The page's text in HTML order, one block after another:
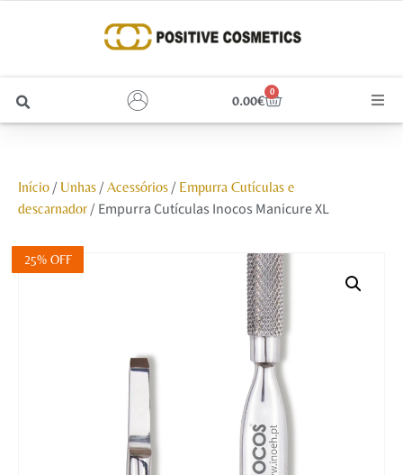
0.00€
0
Unhas
Início/ Unhas/ Acessórios/ Empurra Cutículas e
descarnador/ Empurra Cutículas Inocos Manicure XL
25% OFF